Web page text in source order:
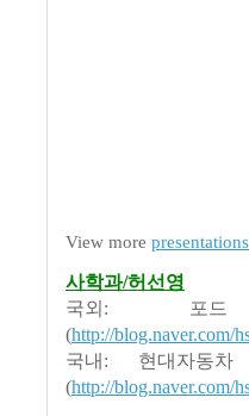
View more presentations
사학과/허선영
국외: 포
(http://blog.naver.com/
국내: 현대자동
(http://blog.naver.com/